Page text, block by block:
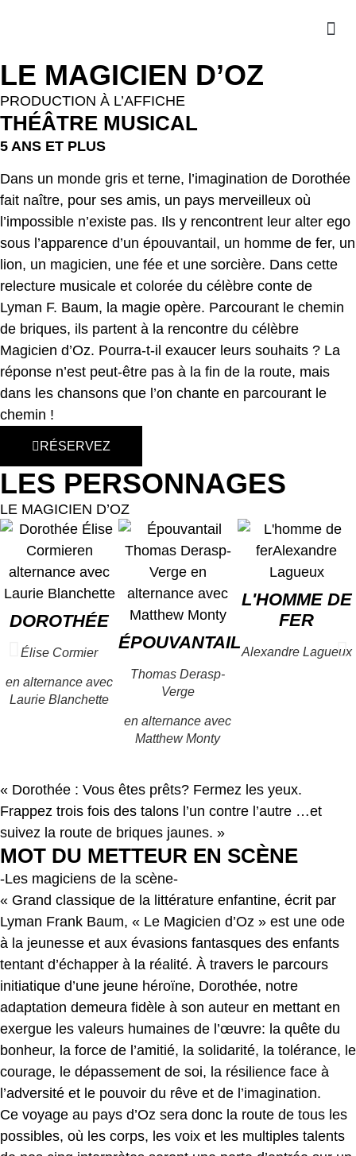
LE MAGICIEN D’OZ
PRODUCTION À L’AFFICHE
THÉÂTRE MUSICAL
5 ANS ET PLUS
Dans un monde gris et terne, l’imagination de Dorothée
fait naître, pour ses amis, un pays merveilleux où
l’impossible n’existe pas. Ils y rencontrent leur alter ego
sous l’apparence d’un épouvantail, un homme de fer, un
lion, un magicien, une fée et une sorcière. Dans cette
relecture musicale et colorée du célèbre conte de
Lyman F. Baum, la magie opère. Parcourant le chemin
de briques, ils partent à la rencontre du célèbre
Magicien d’Oz. Pourra-t-il exaucer leurs souhaits ? La
réponse n’est peut-être pas à la fin de la route, mais
dans les chansons que l’on chante en parcourant le
chemin !
RÉSERVEZ
LES PERSONNAGES
LE MAGICIEN D’OZ
DOROTHÉE
Élise Cormier
en alternance avec
Laurie Blanchette
ÉPOUVANTAIL
Thomas Derasp-
Verge
en alternance avec
Matthew Monty
L'HOMME DE
FER
Alexandre Lagueux
« Dorothée : Vous êtes prêts? Fermez les yeux.
Frappez trois fois des talons l’un contre l’autre …et
suivez la route de briques jaunes. »
MOT DU METTEUR EN SCÈNE
-Les magiciens de la scène-
« Grand classique de la littérature enfantine, écrit par
Lyman Frank Baum, « Le Magicien d’Oz » est une ode
à la jeunesse et aux évasions fantasques des enfants
tentant d’échapper à la réalité. À travers le parcours
initiatique d’une jeune héroïne, Dorothée, notre
adaptation demeura fidèle à son auteur en mettant en
exergue les valeurs humaines de l’œuvre: la quête du
bonheur, la force de l’amitié, la solidarité, la tolérance, le
courage, le dépassement de soi, la résilience face à
l’adversité et le pouvoir du rêve et de l’imagination.
Ce voyage au pays d’Oz sera donc la route de tous les
possibles, où les corps, les voix et les multiples talents